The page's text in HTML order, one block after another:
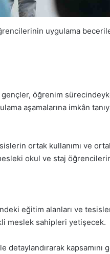
uygulama
gençler, öğrenim
aşamalarına imkân
ortak kullanımı ve
okul ve staj
eğitim alanları ve
meslek sahipleri yetişecek.
detaylandırarak kapsamını